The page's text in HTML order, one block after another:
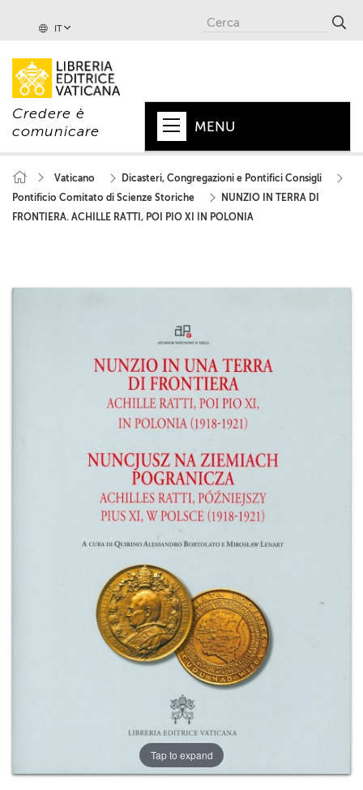
IT
Credere è
comunicare
MENU
PAPA
COLLANE
RIVISTE
CEI
Vaticano
Dicasteri, Congregazioni e Pontifici Consigli
Pontificio Comitato di Scienze Storiche
NUNZIO IN TERRA DI
FRONTIERA. ACHILLE RATTI, POI PIO XI IN POLONIA
Tap to expand